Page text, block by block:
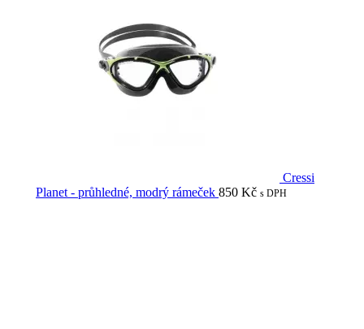
Cressi
Planet - průhledné, modrý rámeček 850 Kč s DPH